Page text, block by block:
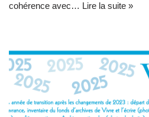
cohérence avec… Lire la suite »